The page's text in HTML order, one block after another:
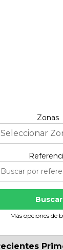
Zonas
Seleccionar
Buscar
Más opciones de